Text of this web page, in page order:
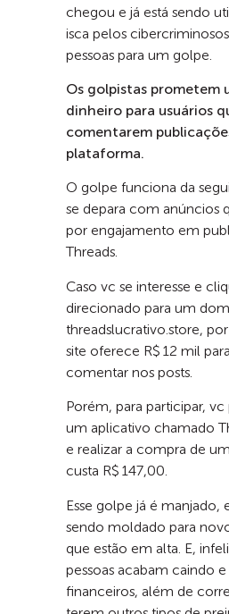
chegou e já está sendo
isca pelos
pessoas para um golpe.
Os golpistas prometem
dinheiro para usuários
comentarem
plataforma.
O golpe funciona da
se depara com anúncios
por engajamento em
Threads.
Caso vc se interesse e
direcionado para um
threadslucrativo.store,
site oferece R$ 12 mil
comentar nos posts.
Porém, para participar, vc
um aplicativo chamado
e realizar a compra de
custa R$ 147,00.
Esse golpe já é manjado,
sendo moldado para
que estão em alta. E,
pessoas acabam caindo
financeiros, além de